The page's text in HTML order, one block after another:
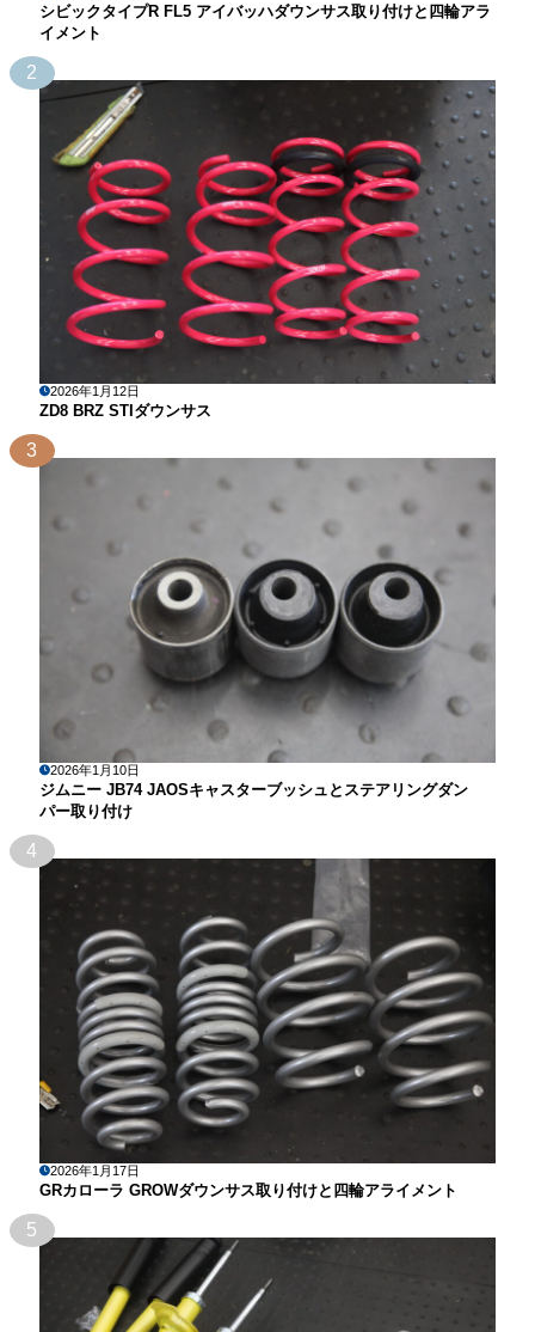
シビックタイプR FL5 アイバッハダウンサス取り付けと四輪アラ
イメント
2
2026年1月12日
ZD8 BRZ STIダウンサス
3
2026年1月10日
ジムニー JB74 JAOSキャスターブッシュとステアリングダン
パー取り付け
4
2026年1月17日
GRカローラ GROWダウンサス取り付けと四輪アライメント
5